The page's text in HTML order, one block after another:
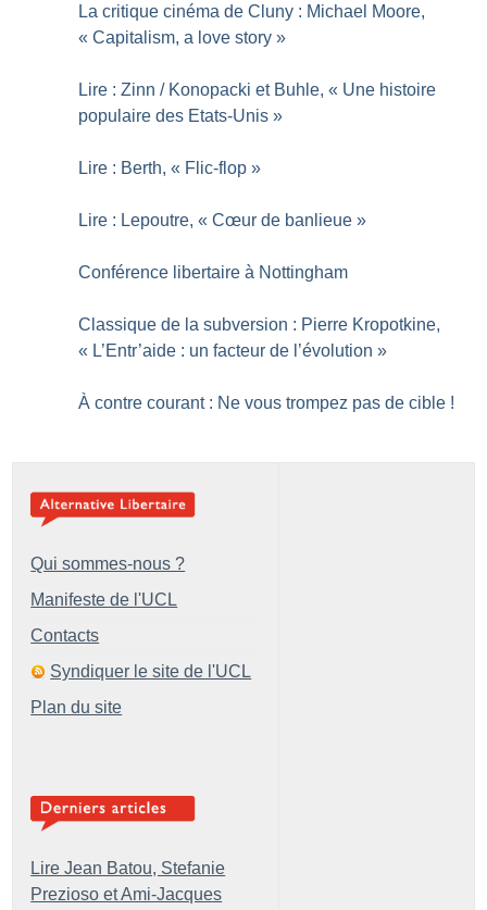
La critique cinéma de Cluny : Michael Moore,
« Capitalism, a love story »
Lire : Zinn / Konopacki et Buhle, « Une histoire
populaire des Etats-Unis »
Lire : Berth, « Flic-flop »
Lire : Lepoutre, « Cœur de banlieue »
Conférence libertaire à Nottingham
Classique de la subversion : Pierre Kropotkine,
« L’Entr’aide : un facteur de l’évolution »
À contre courant : Ne vous trompez pas de cible !
Qui sommes-nous ?
Manifeste de l'UCL
Contacts
Syndiquer le site de l'UCL
Plan du site
Lire Jean Batou, Stefanie
Prezioso et Ami-Jacques